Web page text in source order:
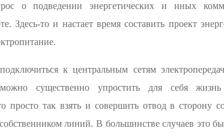
о подведении энергетических и иных
Здесь-то и настает время составить проект
к центральным сетям
существенно упростить для себя
просто так взять и совершить отвод в сторону
линий. В большинстве случаев это